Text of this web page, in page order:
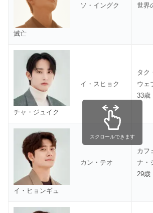
滅亡
ソ・イングク 世界
チャ・ジュイク
イ・スヒョク
タク
ウェ
33歳
イ・ヒョンギュ
カン・テオ
カフ
ナ・
29歳
スクロールできます